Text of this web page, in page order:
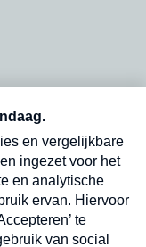
in
Verzend